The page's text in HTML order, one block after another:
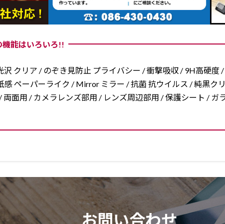
機能はいろいろ!!
沢 クリア / のぞき見防止 プライバシー / 衝撃吸収 / 9H高硬度
感 ペーパーライク / Mirror ミラー / 抗菌 抗ウイルス / 純黒ク
両面用 / カメラレンズ部用 / レンズ周辺部用 / 保護シート / ガ
お問い合わせ